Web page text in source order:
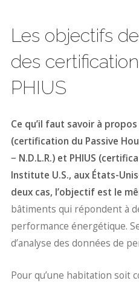
Les objectifs
des
PHIUS
Ce qu’il faut savoir à
(certification du Passive
− N.D.L.R.) et PHIUS
Institute U.S., aux États-
deux cas, l’objectif est le
bâtiments qui répondent à
performance énergétique.
d’analyse des données de
Pour qu’une habitation soit